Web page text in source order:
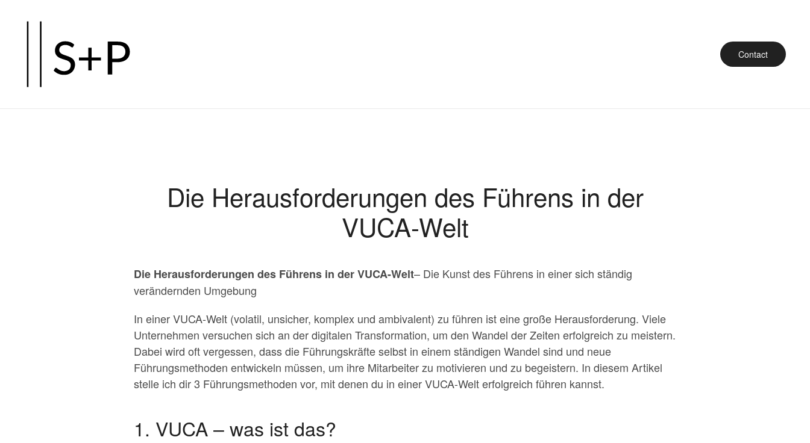
Hauptinhalt
springen
Contact
Die Herausforderungen des Führens in der
VUCA-Welt
Die Herausforderungen des Führens in der VUCA-Welt– Die Kunst des Führens in einer sich ständig
verändernden Umgebung
In einer VUCA-Welt (volatil, unsicher, komplex und ambivalent) zu führen ist eine große Herausforderung. Viele
Unternehmen versuchen sich an der digitalen Transformation, um den Wandel der Zeiten erfolgreich zu meistern.
Dabei wird oft vergessen, dass die Führungskräfte selbst in einem ständigen Wandel sind und neue
Führungsmethoden entwickeln müssen, um ihre Mitarbeiter zu motivieren und zu begeistern. In diesem Artikel
stelle ich dir 3 Führungsmethoden vor, mit denen du in einer VUCA-Welt erfolgreich führen kannst.
1. VUCA – was ist das?